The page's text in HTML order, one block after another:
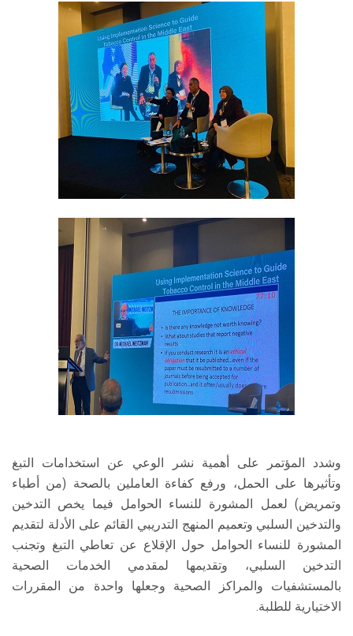
وشدد المؤتمر على أهمية نشر الوعي عن استخدامات التبغ
وتأثيرها على الحمل، ورفع كفاءة العاملين بالصحة (من أطباء
وتمريض) لعمل المشورة للنساء الحوامل فيما يخص التدخين
والتدخين السلبي وتعميم المنهج التدريبي القائم على الأدلة لتقديم
المشورة للنساء الحوامل حول الإقلاع عن تعاطي التبغ وتجنب
التدخين السلبي، وتقديمها لمقدمي الخدمات الصحية
بالمستشفيات والمراكز الصحية وجعلها واحدة من المقررات
الاختيارية للطلبة.